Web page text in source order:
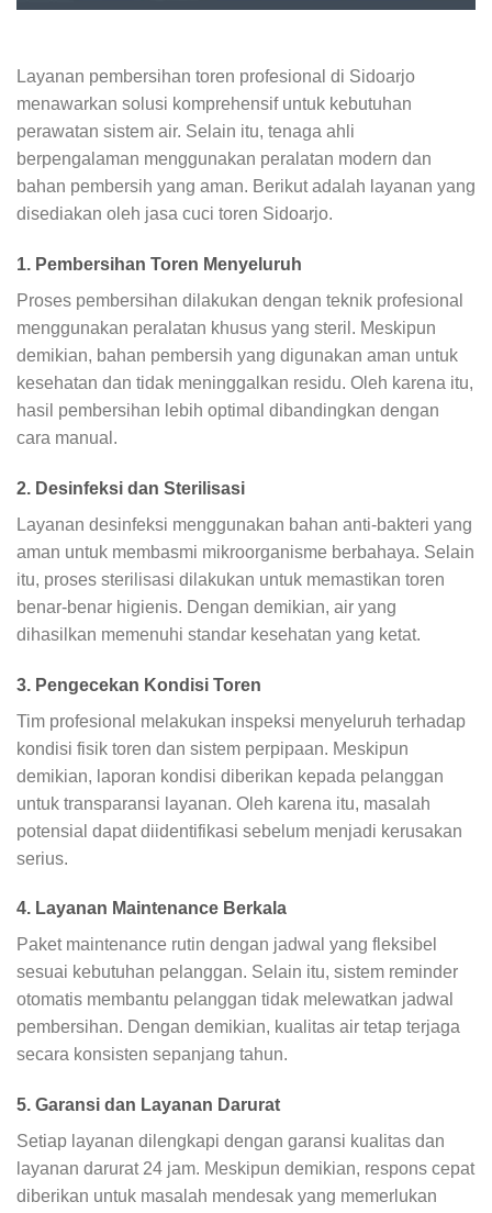
Layanan pembersihan toren profesional di Sidoarjo
menawarkan solusi komprehensif untuk kebutuhan
perawatan sistem air. Selain itu, tenaga ahli
berpengalaman menggunakan peralatan modern dan
bahan pembersih yang aman. Berikut adalah layanan yang
disediakan oleh jasa cuci toren Sidoarjo.
1. Pembersihan Toren Menyeluruh
Proses pembersihan dilakukan dengan teknik profesional
menggunakan peralatan khusus yang steril. Meskipun
demikian, bahan pembersih yang digunakan aman untuk
kesehatan dan tidak meninggalkan residu. Oleh karena itu,
hasil pembersihan lebih optimal dibandingkan dengan
cara manual.
2. Desinfeksi dan Sterilisasi
Layanan desinfeksi menggunakan bahan anti-bakteri yang
aman untuk membasmi mikroorganisme berbahaya. Selain
itu, proses sterilisasi dilakukan untuk memastikan toren
benar-benar higienis. Dengan demikian, air yang
dihasilkan memenuhi standar kesehatan yang ketat.
3. Pengecekan Kondisi Toren
Tim profesional melakukan inspeksi menyeluruh terhadap
kondisi fisik toren dan sistem perpipaan. Meskipun
demikian, laporan kondisi diberikan kepada pelanggan
untuk transparansi layanan. Oleh karena itu, masalah
potensial dapat diidentifikasi sebelum menjadi kerusakan
serius.
4. Layanan Maintenance Berkala
Paket maintenance rutin dengan jadwal yang fleksibel
sesuai kebutuhan pelanggan. Selain itu, sistem reminder
otomatis membantu pelanggan tidak melewatkan jadwal
pembersihan. Dengan demikian, kualitas air tetap terjaga
secara konsisten sepanjang tahun.
5. Garansi dan Layanan Darurat
Setiap layanan dilengkapi dengan garansi kualitas dan
layanan darurat 24 jam. Meskipun demikian, respons cepat
diberikan untuk masalah mendesak yang memerlukan